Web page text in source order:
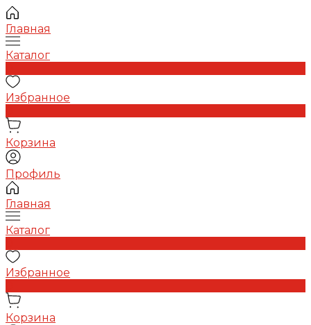
Главная
Каталог
Избранное
Корзина
Профиль
Главная
Каталог
Избранное
Корзина